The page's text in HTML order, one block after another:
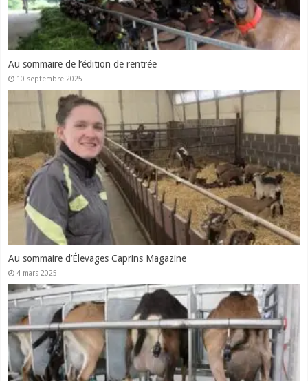
Au sommaire de l’édition de rentrée
10 septembre 2025
Au sommaire d’Élevages Caprins Magazine
4 mars 2025